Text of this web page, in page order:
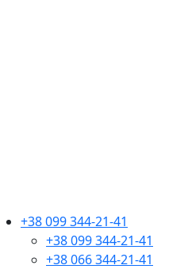
+38 099 344-21-41
+38 099 344-21-41
+38 066 344-21-41